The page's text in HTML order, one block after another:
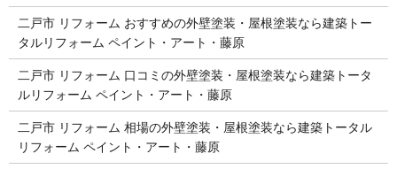
二戸市 リフォーム おすすめの外壁塗装・屋根塗装なら建築トー
タルリフォーム ペイント・アート・藤原
二戸市 リフォーム 口コミの外壁塗装・屋根塗装なら建築トータ
ルリフォーム ペイント・アート・藤原
二戸市 リフォーム 相場の外壁塗装・屋根塗装なら建築トータル
リフォーム ペイント・アート・藤原